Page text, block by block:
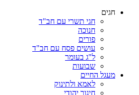
חגים
חגי תשרי עם חב"ד
חנוכה
פורים
עושים פסח עם חב"ד
ל"ג בעומר
שבועות
מעגל החיים
לאמא ולתינוק
חינוך יהודי